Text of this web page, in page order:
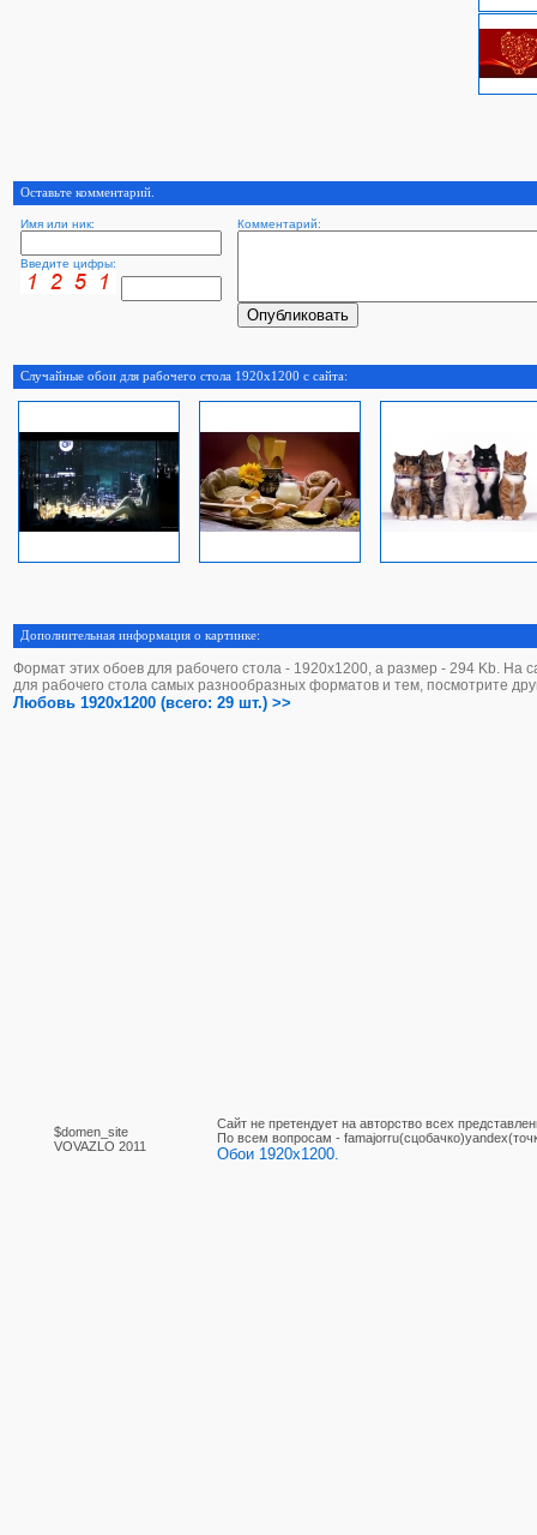
Оставьте комментарий.
Имя или ник: Комментарий:
Введите цифры:
Случайные обои для рабочего стола 1920x1200 с сайта:
Дополнительная информация о картинке:
Формат этих обоев для рабочего стола - 1920х1200, а размер - 294 Kb. На
для рабочего стола самых разнообразных форматов и тем, посмотрите
Любовь 1920x1200 (всего: 29 шт.) >>
$domen_site
VOVAZLO 2011
Сайт не претендует на авторство всех
По вcем вопросам -
Обои 1920x1200.